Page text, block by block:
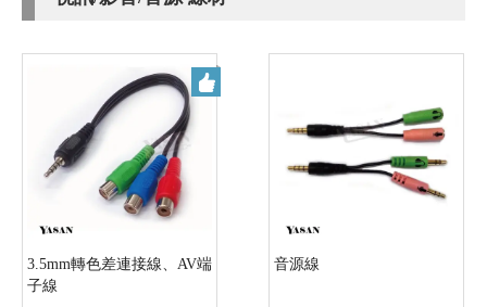
3.5mm轉色差連接線、AV端
子線
音源線